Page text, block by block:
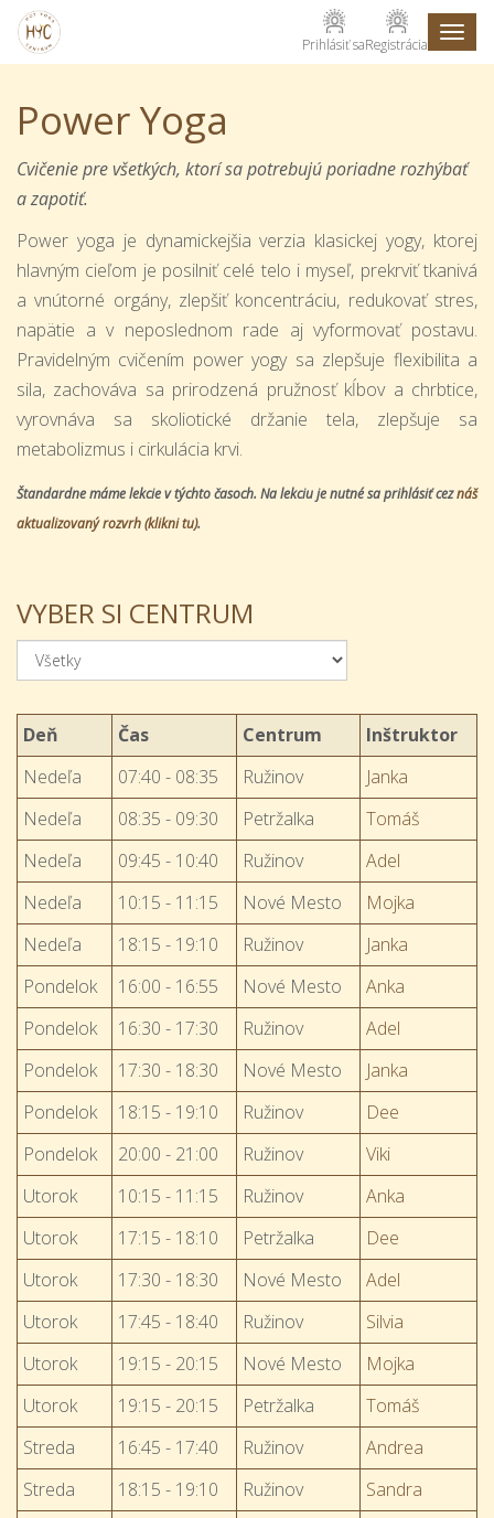
Prihlásiť saRegistrácia
Power Yoga
Cvičenie pre všetkých, ktorí sa potrebujú poriadne rozhýbať
a zapotiť.
Power yoga je dynamickejšia verzia klasickej yogy, ktorej
hlavným cieľom je posilniť celé telo i myseľ, prekrviť tkanivá
a vnútorné orgány, zlepšiť koncentráciu, redukovať stres,
napätie a v neposlednom rade aj vyformovať postavu.
Pravidelným cvičením power yogy sa zlepšuje flexibilita a
sila, zachováva sa prirodzená pružnosť kĺbov a chrbtice,
vyrovnáva sa skoliotické držanie tela, zlepšuje sa
metabolizmus i cirkulácia krvi.
Štandardne máme lekcie v týchto časoch. Na lekciu je nutné sa prihlásiť ceznáš
aktualizovaný rozvrh (klikni tu).
VYBER SI CENTRUM
Deň Čas Centrum
Inštruktor
Nedeľa
07:40 - 08:35 Ružinov
Janka
Nedeľa
08:35 - 09:30 Petržalka
Tomáš
Nedeľa
09:45 - 10:40 Ružinov
Adel
Nedeľa
10:15 - 11:15 Nové Mesto
Mojka
Nedeľa
18:15 - 19:10 Ružinov
Janka
Pondelok
16:00 - 16:55 Nové Mesto
Anka
Pondelok
16:30 - 17:30 Ružinov
Adel
Pondelok
17:30 - 18:30 Nové Mesto
Janka
Pondelok
18:15 - 19:10 Ružinov
Dee
Pondelok
20:00 - 21:00 Ružinov
Viki
Utorok
10:15 - 11:15 Ružinov
Anka
Utorok
17:15 - 18:10 Petržalka
Dee
Utorok
17:30 - 18:30 Nové Mesto
Adel
Utorok
17:45 - 18:40 Ružinov
Silvia
Utorok
19:15 - 20:15 Nové Mesto
Mojka
Utorok
19:15 - 20:15 Petržalka
Tomáš
Streda
16:45 - 17:40 Ružinov
Andrea
Streda
18:15 - 19:10 Ružinov
Sandra